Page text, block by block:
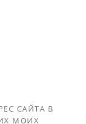
САЙТА В
МОИХ